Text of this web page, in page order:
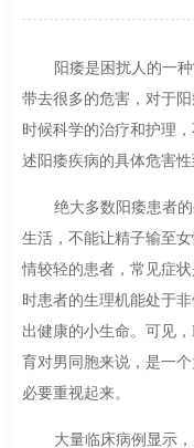
阳痿是困扰人的一
带去很多的危害，对于
时候科学的治疗和护理
述阳痿疾病的具体危害
绝大多数阳痿患者
生活，不能让精子输至
情较轻的患者，常见症
时患者的生理机能处于
出健康的小生命。可见
育对男同胞来说，是一
必要重视起来。
大量临床病例显示